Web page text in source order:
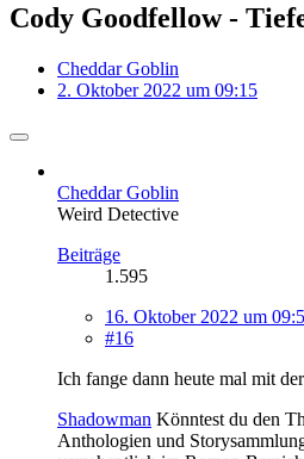
Cody Goodfellow -
Cheddar Goblin
2. Oktober 2022 um 09:15
Cheddar Goblin
Weird Detective
Beiträge
1.595
16. Oktober 2022 um
#16
Ich fange dann heute mal mit
Shadowman Könntest du den
Anthologien und